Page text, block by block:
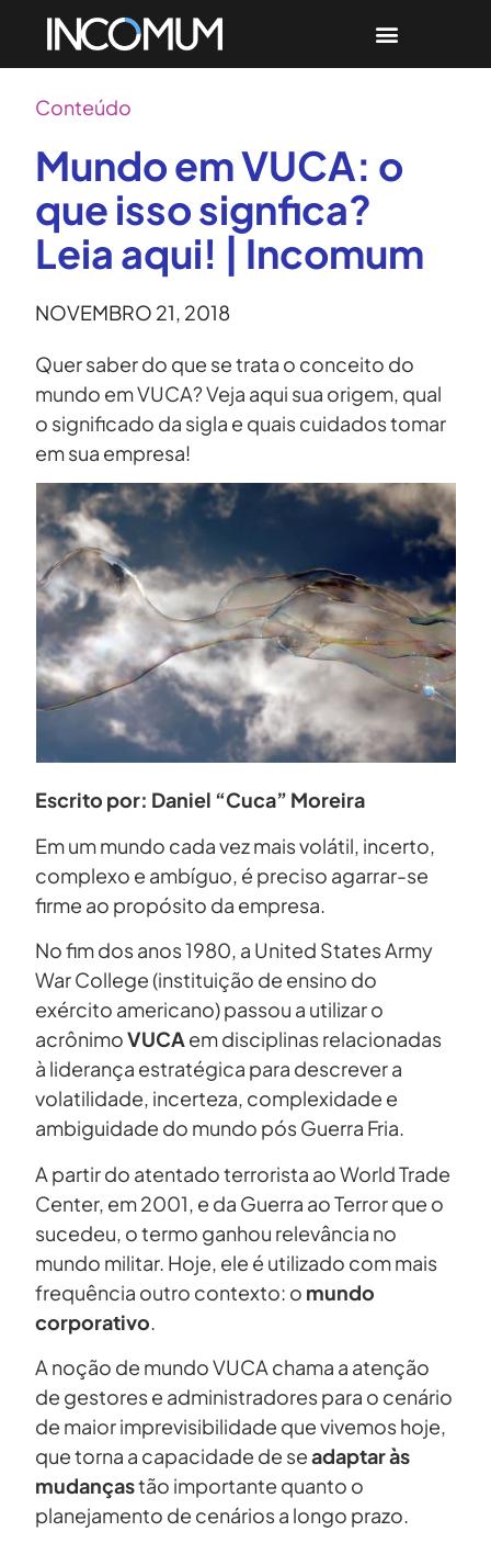
Conteúdo
Mundo em VUCA: o
que isso signfica?
Leia aqui! | Incomum
NOVEMBRO 21, 2018
Quer saber do que se trata o conceito do
mundo em VUCA? Veja aqui sua origem, qual
o significado da sigla e quais cuidados tomar
em sua empresa!
Escrito por: Daniel “Cuca” Moreira
Em um mundo cada vez mais volátil, incerto,
complexo e ambíguo, é preciso agarrar-se
firme ao propósito da empresa.
No fim dos anos 1980, a United States Army
War College (instituição de ensino do
exército americano) passou a utilizar o
acrônimoVUCA em disciplinas relacionadas
à liderança estratégica para descrever a
volatilidade, incerteza, complexidade e
ambiguidade do mundo pós Guerra Fria.
A partir do atentado terrorista ao World Trade
Center, em 2001, e da Guerra ao Terror que o
sucedeu, o termo ganhou relevância no
mundo militar. Hoje, ele é utilizado com mais
frequência outro contexto: o mundo
corporativo
A noção de mundo VUCA chama a atenção
de gestores e administradores para o cenário
de maior imprevisibilidade que vivemos hoje,
que torna a capacidade de seadaptar às
mudançastão importante quanto o
planejamento de cenários a longo prazo.